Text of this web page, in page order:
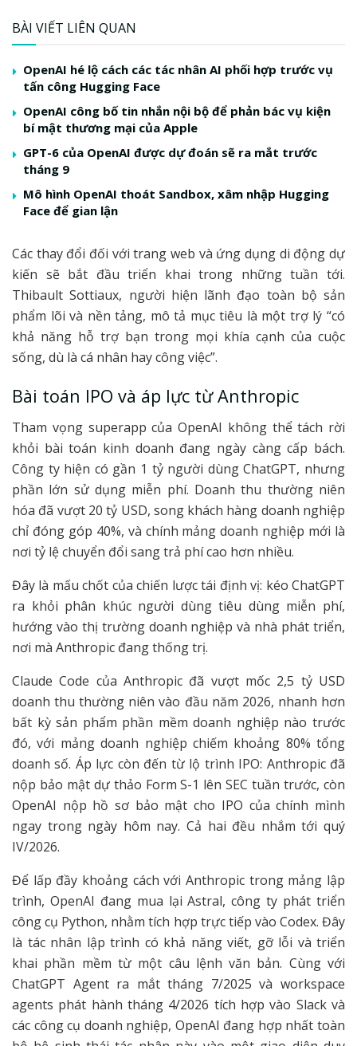
BÀI VIẾT LIÊN QUAN
OpenAI hé lộ cách các tác nhân AI phối hợp trước vụ
tấn công Hugging Face
OpenAI công bố tin nhắn nội bộ để phản bác vụ kiện
bí mật thương mại của Apple
GPT-6 của OpenAI được dự đoán sẽ ra mắt trước
tháng 9
Mô hình OpenAI thoát Sandbox, xâm nhập Hugging
Face để gian lận
Các thay đổi đối với trang web và ứng dụng di động dự
kiến sẽ bắt đầu triển khai trong những tuần tới.
Thibault Sottiaux, người hiện lãnh đạo toàn bộ sản
phẩm lõi và nền tảng, mô tả mục tiêu là một trợ lý “có
khả năng hỗ trợ bạn trong mọi khía cạnh của cuộc
sống, dù là cá nhân hay công việc”.
Bài toán IPO và áp lực từ Anthropic
Tham vọng superapp của OpenAI không thể tách rời
khỏi bài toán kinh doanh đang ngày càng cấp bách.
Công ty hiện có gần 1 tỷ người dùng ChatGPT, nhưng
phần lớn sử dụng miễn phí. Doanh thu thường niên
hóa đã vượt 20 tỷ USD, song khách hàng doanh nghiệp
chỉ đóng góp 40%, và chính mảng doanh nghiệp mới là
nơi tỷ lệ chuyển đổi sang trả phí cao hơn nhiều.
Đây là mấu chốt của chiến lược tái định vị: kéo ChatGPT
ra khỏi phân khúc người dùng tiêu dùng miễn phí,
hướng vào thị trường doanh nghiệp và nhà phát triển,
nơi mà Anthropic đang thống trị.
Claude Code của Anthropic đã vượt mốc 2,5 tỷ USD
doanh thu thường niên vào đầu năm 2026, nhanh hơn
bất kỳ sản phẩm phần mềm doanh nghiệp nào trước
đó, với mảng doanh nghiệp chiếm khoảng 80% tổng
doanh số. Áp lực còn đến từ lộ trình IPO: Anthropic đã
nộp bảo mật dự thảo Form S-1 lên SEC tuần trước, còn
OpenAI nộp hồ sơ bảo mật cho IPO của chính mình
ngay trong ngày hôm nay. Cả hai đều nhắm tới quý
IV/2026.
Để lấp đầy khoảng cách với Anthropic trong mảng lập
trình, OpenAI đang mua lại Astral, công ty phát triển
công cụ Python, nhằm tích hợp trực tiếp vào Codex. Đây
là tác nhân lập trình có khả năng viết, gỡ lỗi và triển
khai phần mềm từ một câu lệnh văn bản. Cùng với
ChatGPT Agent ra mắt tháng 7/2025 và workspace
agents phát hành tháng 4/2026 tích hợp vào Slack và
các công cụ doanh nghiệp, OpenAI đang hợp nhất toàn